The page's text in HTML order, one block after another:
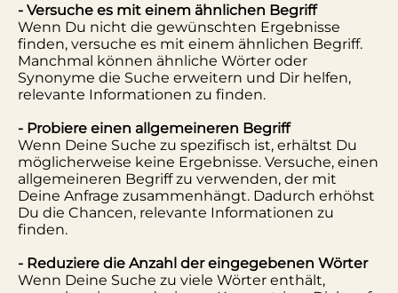
- Versuche es mit einem ähnlichen Begriff
Wenn Du nicht die gewünschten Ergebnisse
finden, versuche es mit einem ähnlichen Begriff.
Manchmal können ähnliche Wörter oder
Synonyme die Suche erweitern und Dir helfen,
relevante Informationen zu finden.
- Probiere einen allgemeineren Begriff
Wenn Deine Suche zu spezifisch ist, erhältst Du
möglicherweise keine Ergebnisse. Versuche, einen
allgemeineren Begriff zu verwenden, der mit
Deine Anfrage zusammenhängt. Dadurch erhöhst
Du die Chancen, relevante Informationen zu
finden.
- Reduziere die Anzahl der eingegebenen Wörter
Wenn Deine Suche zu viele Wörter enthält,